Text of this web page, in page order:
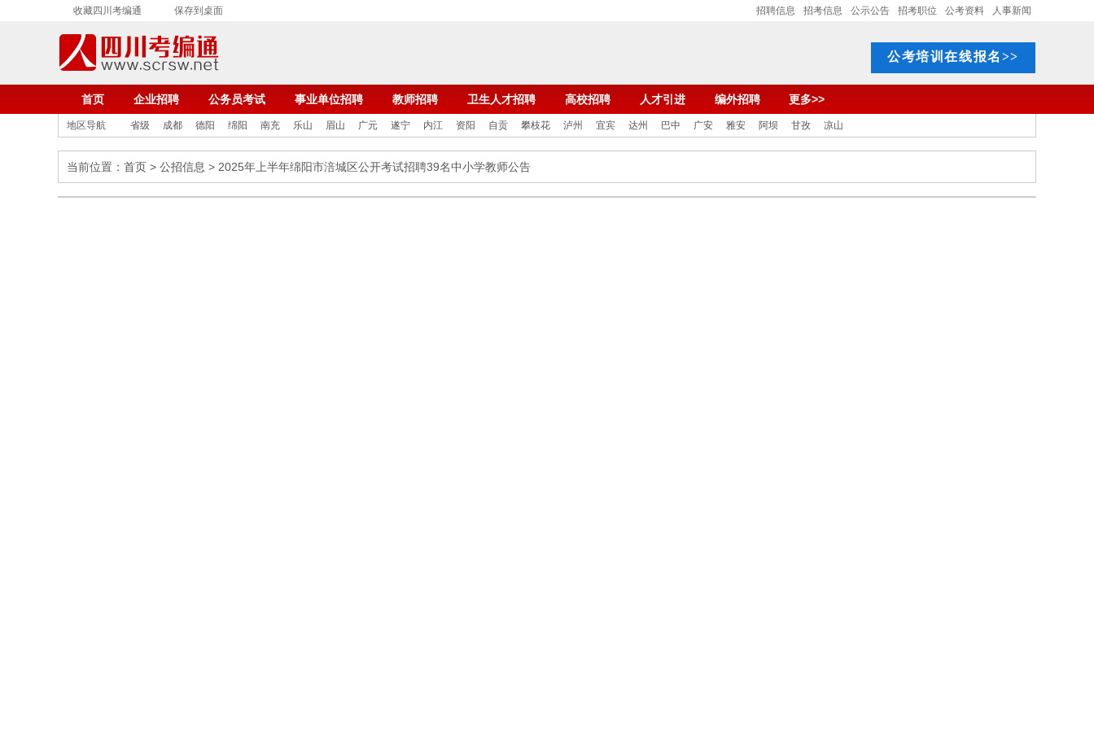
收藏四川考编通 保存到桌面 招聘信息 招考信息 公示公告 招考职位 公考资料 人事新闻
公考培训在线报名>>
首页 企业招聘 公务员考试 事业单位招聘 教师招聘 卫生人才招聘 高校招聘 人才引进 编外招聘 更多>>
地区导航 省级 成都 德阳 绵阳 南充 乐山 眉山 广元 遂宁 内江 资阳 自贡 攀枝花 泸州 宜宾 达州 巴中 广安 雅安 阿坝 甘孜 凉山
当前位置： 首页 > 公招信息 > 2025年上半年绵阳市涪城区公开考试招聘39名中小学教师公告